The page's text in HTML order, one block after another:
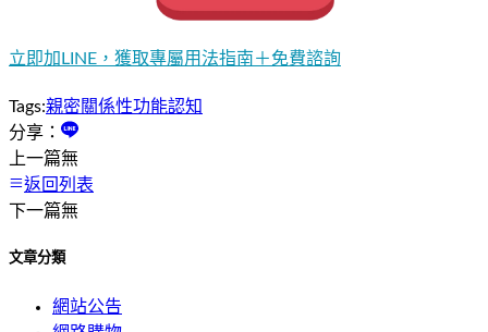
立即加LINE，獲取專屬用法指南＋免費諮詢
Tags:親密關係性功能認知
分享：
上一篇無
返回列表
下一篇無
文章分類
網站公告